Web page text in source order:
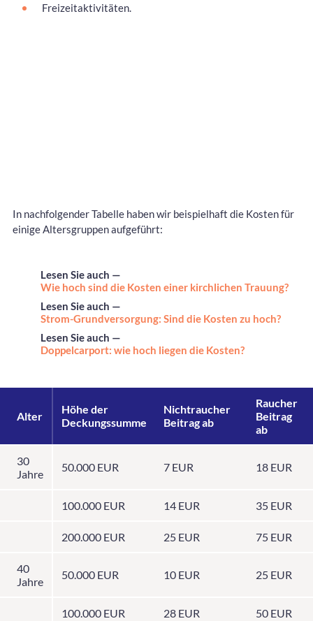
Freizeitaktivitäten.
In nachfolgender Tabelle haben wir beispielhaft die Kosten für
einige Altersgruppen aufgeführt:
Lesen Sie auch —
Wie hoch sind die Kosten einer kirchlichen Trauung?
Lesen Sie auch —
Strom-Grundversorgung: Sind die Kosten zu hoch?
Lesen Sie auch —
Doppelcarport: wie hoch liegen die Kosten?
Alter
Höhe der
Deckungssumme
Nichtraucher
Beitrag ab
Raucher
Beitrag
ab
30
Jahre
50.000 EUR 7 EUR 18 EUR
100.000 EUR 14 EUR 35 EUR
200.000 EUR 25 EUR 75 EUR
40
Jahre
50.000 EUR 10 EUR 25 EUR
100.000 EUR 28 EUR 50 EUR